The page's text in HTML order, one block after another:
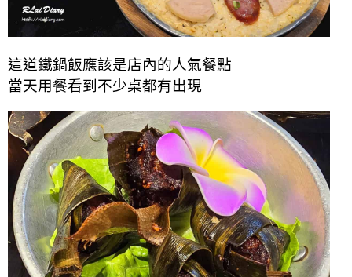
這道鐵鍋飯應該是店內的人氣餐點
當天用餐看到不少桌都有出現